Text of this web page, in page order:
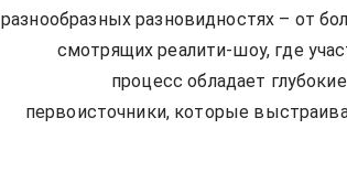
разнообразных разновидностях – от
смотрящих реалити-шоу, где
процесс обладает
первоисточники, которые